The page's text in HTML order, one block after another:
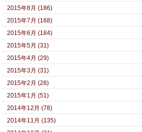
2015年8月 (186)
2015年7月 (168)
2015年6月 (184)
2015年5月 (31)
2015年4月 (29)
2015年3月 (31)
2015年2月 (28)
2015年1月 (51)
2014年12月 (78)
2014年11月 (135)